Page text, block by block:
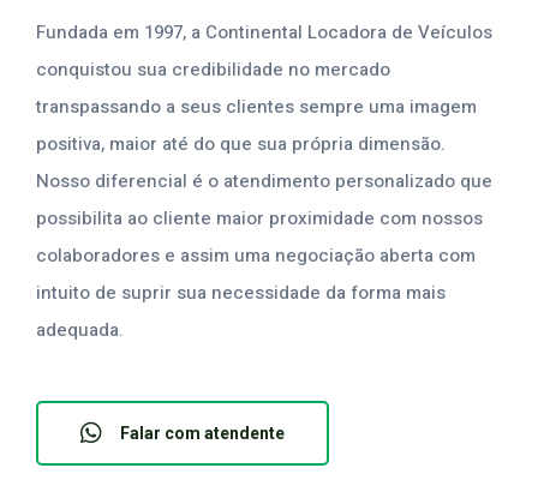
Fundada em 1997, a Continental Locadora de Veículos
conquistou sua credibilidade no mercado
transpassando a seus clientes sempre uma imagem
positiva, maior até do que sua própria dimensão.
Nosso diferencial é o atendimento personalizado que
possibilita ao cliente maior proximidade com nossos
colaboradores e assim uma negociação aberta com
intuito de suprir sua necessidade da forma mais
adequada.
Falar com atendente